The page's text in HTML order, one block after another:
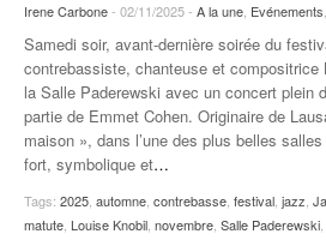
Irene Carbone- 02/11/2025 - A la une Evénements
Samedi soir, avant-dernière soirée du
contrebassiste, chanteuse et compositrice
la Salle Paderewski avec un concert plein
partie de Emmet Cohen. Originaire de
maison », dans l’une des plus belles
fort, symbolique et…
Tags: 2025 automne contrebasse festival jazz
matute Louise Knobil novembre Salle Paderewski